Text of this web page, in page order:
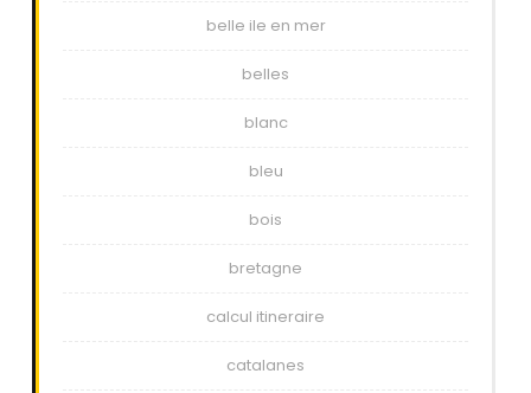
belle ile en mer
belles
blanc
bleu
bois
bretagne
calcul itineraire
catalanes